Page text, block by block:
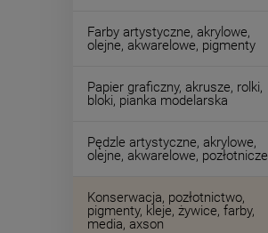
Farby artystyczne, akrylowe,
olejne, akwarelowe, pigmenty
Papier graficzny, akrusze, rolki,
bloki, pianka modelarska
Pędzle artystyczne, akrylowe,
olejne, akwarelowe, pozłotnicze
Konserwacja, pozłotnictwo,
pigmenty, kleje, żywice, farby,
media, axson